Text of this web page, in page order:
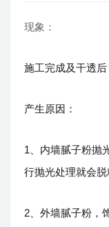
现象：
施工完成及干透后
产生原因：
1、内墙腻子粉抛
行抛光处理就会脱
2、外墙腻子粉，